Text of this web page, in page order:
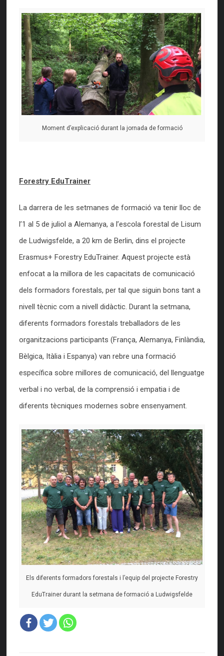
Moment d’explicació durant la jornada de formació
Forestry EduTrainer
La darrera de les setmanes de formació va tenir lloc de
l’1 al 5 de juliol a Alemanya, a l’escola forestal de Lisum
de Ludwigsfelde, a 20 km de Berlin, dins el projecte
Erasmus+ Forestry EduTrainer. Aquest projecte està
enfocat a la millora de les capacitats de comunicació
dels formadors forestals, per tal que siguin bons tant a
nivell tècnic com a nivell didàctic. Durant la setmana,
diferents formadors forestals treballadors de les
organitzacions participants (França, Alemanya, Finlàndia,
Bèlgica, Itàlia i Espanya) van rebre una formació
específica sobre millores de comunicació, del llenguatge
verbal i no verbal, de la comprensió i empatia i de
diferents tècniques modernes sobre ensenyament.
Els diferents formadors forestals i l’equip del projecte Forestry
EduTrainer durant la setmana de formació a Ludwigsfelde